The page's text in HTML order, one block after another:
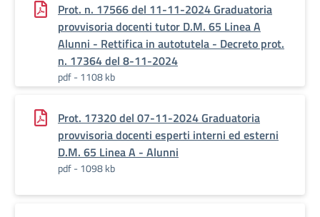
Prot. n. 17566 del 11-11-2024 Graduatoria
provvisoria docenti tutor D.M. 65 Linea A
Alunni - Rettifica in autotutela - Decreto prot.
n. 17364 del 8-11-2024
pdf - 1108 kb
Prot. 17320 del 07-11-2024 Graduatoria
provvisoria docenti esperti interni ed esterni
D.M. 65 Linea A - Alunni
pdf - 1098 kb